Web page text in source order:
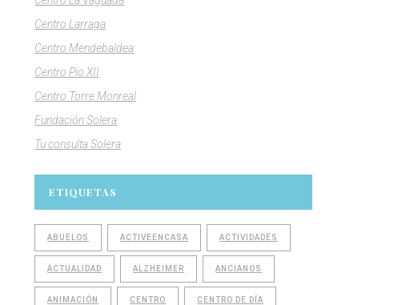
Centro Larraga
Centro Mendebaldea
Centro Pío XII
Centro Torre Monreal
Fundación Solera
Tu consulta Solera
ETIQUETAS
ABUELOS ACTIVEENCASA ACTIVIDADES
ACTUALIDAD ALZHEIMER ANCIANOS
ANIMACIÓN CENTRO CENTRO DE DÍA